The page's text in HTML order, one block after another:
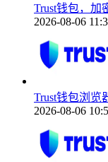
Trust钱包，加
2026-08-06
Trust钱包浏览
2026-08-06